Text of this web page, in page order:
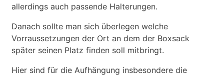
allerdings auch passende Halterungen.
Danach sollte man sich überlegen welche
Vorraussetzungen der Ort an dem der Boxsack
später seinen Platz finden soll mitbringt.
Hier sind für die Aufhängung insbesondere die